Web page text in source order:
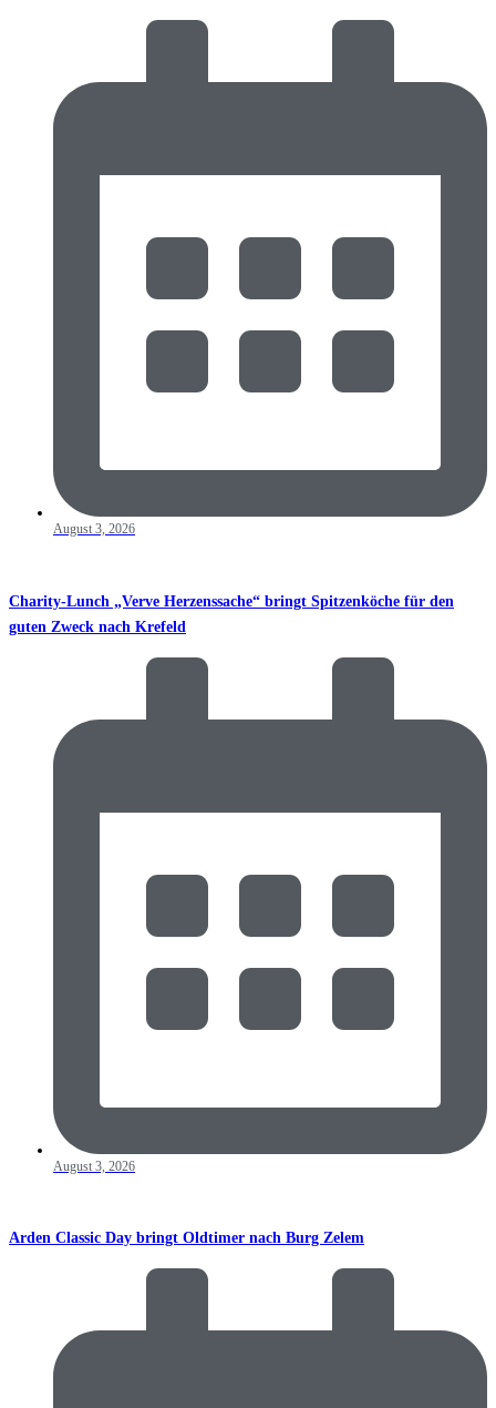
August 3, 2026
Charity-Lunch „Verve Herzenssache“ bringt Spitzenköche für den
guten Zweck nach Krefeld
August 3, 2026
Arden Classic Day bringt Oldtimer nach Burg Zelem